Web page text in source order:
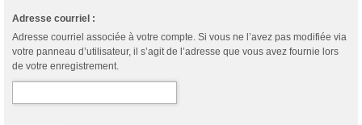
Adresse courriel :
Adresse courriel associée à votre compte. Si vous ne l’avez pas modifiée via
votre panneau d’utilisateur, il s’agit de l’adresse que vous avez fournie lors
de votre enregistrement.